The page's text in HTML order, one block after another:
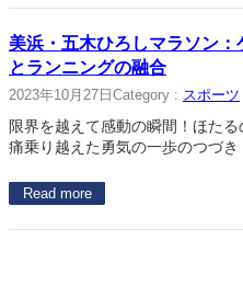
美浜・五木ひろしマラソン
とランニングの融合
2023年10月27日 Category : スポーツ
限界を越えて感動の瞬間！ほた
痛乗り越えた勇気の一歩のつづ
Read more